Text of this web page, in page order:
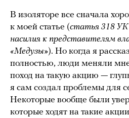
В изоляторе все сначала
к моей статье (статья 318
насилия к представителям
«Медузы»). Но когда я
полностью, люди меняли
поход на такую акцию —
я сам создал проблемы для
Некоторые вообще были
которые ходят на такие